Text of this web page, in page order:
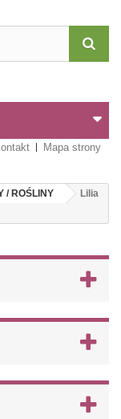
Mapa strony
/ ROŚLINY
Lilia